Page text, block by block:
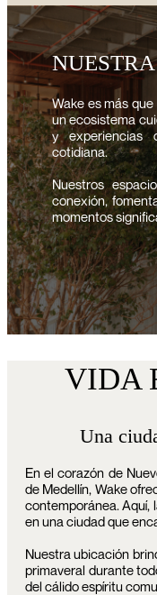
Wake es más
un ecosistema
y experiencias
cotidiana.
Nuestros
conexión,
momentos
VIDA
Una
En el corazón de
de Medellín, Wake
contemporánea. Aquí,
en una ciudad que
Nuestra ubicación
primaveral durante
del cálido espíritu